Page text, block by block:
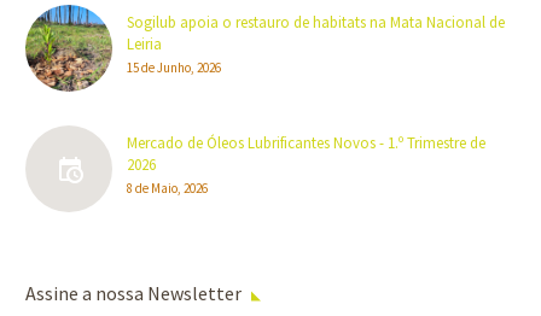
Sogilub apoia o restauro de habitats na Mata Nacional de
Leiria
15 de Junho, 2026
Mercado de Óleos Lubrificantes Novos - 1.º Trimestre de
2026
8 de Maio, 2026
Assine a nossa Newsletter